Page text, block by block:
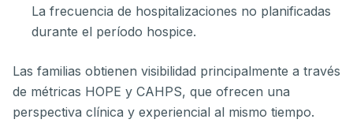
La frecuencia de hospitalizaciones no planificadas
durante el período hospice.
Las familias obtienen visibilidad principalmente a través
de métricas HOPE y CAHPS, que ofrecen una
perspectiva clínica y experiencial al mismo tiempo.